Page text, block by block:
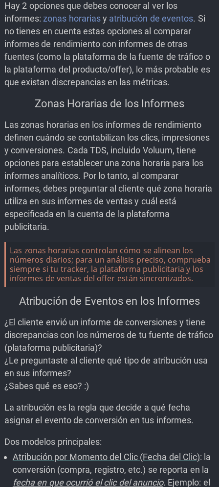
Hay 2 opciones que debes conocer al ver los
informes: zonas horariasy atribución de eventos. Si
no tienes en cuenta estas opciones al comparar
informes de rendimiento con informes de otras
fuentes (como la plataforma de la fuente de tráfico o
la plataforma del producto/offer), lo más probable es
que existan discrepancias en las métricas.
Zonas Horarias de los Informes
Las zonas horarias en los informes de rendimiento
definen cuándo se contabilizan los clics, impresiones
y conversiones. Cada TDS, incluido Voluum, tiene
opciones para establecer una zona horaria para los
informes analíticos. Por lo tanto, al comparar
informes, debes preguntar al cliente qué zona horaria
utiliza en sus informes de ventas y cuál está
especificada en la cuenta de la plataforma
publicitaria.
Las zonas horarias controlan cómo se alinean los
números diarios; para un análisis preciso, comprueba
siempre si tu tracker, la plataforma publicitaria y los
informes de ventas del offer están sincronizados.
Atribución de Eventos en los Informes
¿El cliente envió un informe de conversiones y tiene
discrepancias con los números de tu fuente de tráfico
(plataforma publicitaria)?
¿Le preguntaste al cliente qué tipo de atribución usa
en sus informes?
¿Sabes qué es eso? :)
La atribución es la regla que decide a qué fecha
asignar el evento de conversión en tus informes.
Dos modelos principales:
Atribución por Momento del Clic (Fecha del Clic): la
conversión (compra, registro, etc.) se reporta en la
fecha en que ocurrió el clic del anuncio. Ejemplo: el